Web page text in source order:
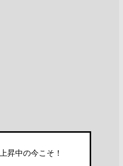
昇中の今こそ！